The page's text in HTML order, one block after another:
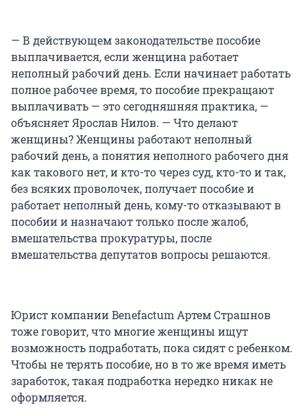
— В действующем законодательстве пособие
выплачивается, если женщина работает
неполный рабочий день. Если начинает работать
полное рабочее время, то пособие прекращают
выплачивать — это сегодняшняя практика, —
объясняет Ярослав Нилов. — Что делают
женщины? Женщины работают неполный
рабочий день, а понятия неполного рабочего дня
как такового нет, и кто-то через суд, кто-то и так,
без всяких проволочек, получает пособие и
работает неполный день, кому-то отказывают в
пособии и назначают только после жалоб,
вмешательства прокуратуры, после
вмешательства депутатов вопросы решаются.
Юрист компании Benefactum Артем Страшнов
тоже говорит, что многие женщины ищут
возможность подработать, пока сидят с ребенком.
Чтобы не терять пособие, но в то же время иметь
заработок, такая подработка нередко никак не
оформляется.